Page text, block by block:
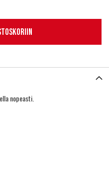
nopeasti.